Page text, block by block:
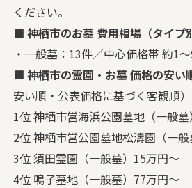
ください。
■ 神栖市のお墓 費用相場（タイプ
・一般墓：13件／中心価格帯 約1
■ 神栖市の霊園・お墓 価格の安い
安い順・公表価格に基づく客観順）
1位 神栖市営海浜公園墓地（一般
2位 神栖市営公園墓地松濤園（一
3位 須田霊園（一般墓）15万円〜
4位 鳴子墓地（一般墓）77万円〜